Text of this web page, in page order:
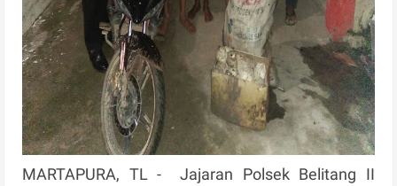
MARTAPURA, TL - Jajaran Polsek Belitang II